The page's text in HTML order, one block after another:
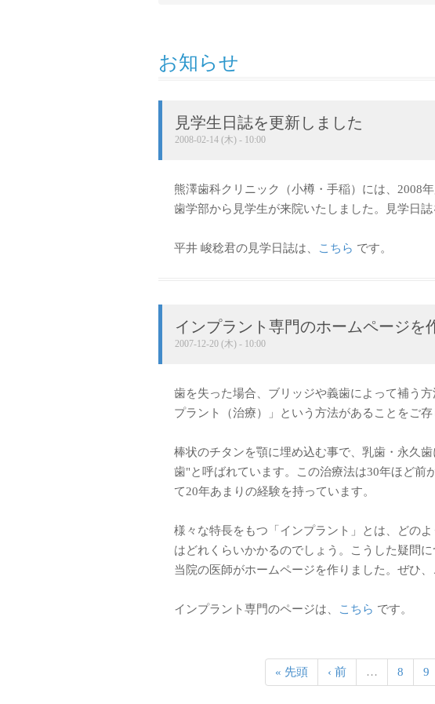
お知らせ
見学生日誌を更新しました
2008-02-14 (木) - 10:00
熊澤歯科クリニック（小樽・手稲）には、2008
歯学部から見学生が来院いたしました。見学日誌
平井 峻稔君の見学日誌は、 こちら です。
インプラント専門のホームページを
2007-12-20 (木) - 10:00
歯を失った場合、ブリッジや義歯によって補う
プラント（治療）」という方法があることをご存
棒状のチタンを顎に埋め込む事で、乳歯・永久
歯"と呼ばれています。この治療法は30年ほど前
て20年あまりの経験を持っています。
様々な特長をもつ「インプラント」とは、どの
はどれくらいかかるのでしょう。こうした疑問
当院の医師がホームページを作りました。ぜひ、
インプラント専門のページは、 こちら です。
« 先頭 ‹ 前 … 8 9